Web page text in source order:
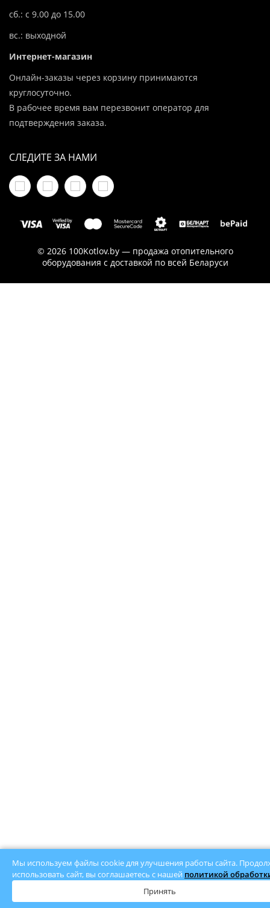
сб.: с 9.00 до 15.00
вс.: выходной
Интернет-магазин
Онлайн-заказы через корзину принимаются
круглосуточно.
В рабочее время вам перезвонит оператор для
подтверждения заказа.
СЛЕДИТЕ ЗА НАМИ
© 2026 100Kotlov.by — продажа отопительного
оборудования с доставкой по всей Беларуси
Мы используем файлы cookie для улучшения работы сайта.
использовать сайт, вы соглашаетесь с нашей политикой
Принять